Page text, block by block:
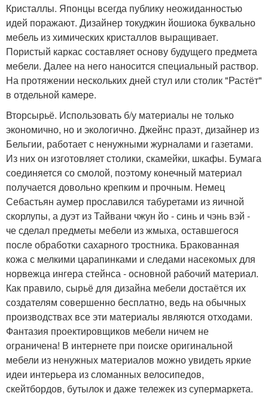
Кристаллы. Японцы всегда публику неожиданностью
идей поражают. Дизайнер токуджин йошиока буквально
мебель из химических кристаллов выращивает.
Пористый каркас составляет основу будущего предмета
мебели. Далее на него наносится специальный раствор.
На протяжении нескольких дней стул или столик "Растёт"
в отдельной камере.
Вторсырьё. Использовать б/у материалы не только
экономично, но и экологично. Джейнс праэт, дизайнер из
Бельгии, работает с ненужными журналами и газетами.
Из них он изготовляет столики, скамейки, шкафы. Бумага
соединяется со смолой, поэтому конечный материал
получается довольно крепким и прочным. Немец
Себастьян аумер прославился табуретами из яичной
скорлупы, а дуэт из Тайвани чжун йо - синь и чэнь вэй -
че сделал предметы мебели из жмыха, оставшегося
после обработки сахарного тростника. Бракованная
кожа с мелкими царапинками и следами насекомых для
норвежца ингера стейнса - основной рабочий материал.
Как правило, сырьё для дизайна мебели достаётся их
создателям совершенно бесплатно, ведь на обычных
производствах все эти материалы являются отходами.
Фантазия проектировщиков мебели ничем не
ограничена! В интернете при поиске оригинальной
мебели из ненужных материалов можно увидеть яркие
идеи интерьера из сломанных велосипедов,
скейтбордов, бутылок и даже тележек из супермаркета.